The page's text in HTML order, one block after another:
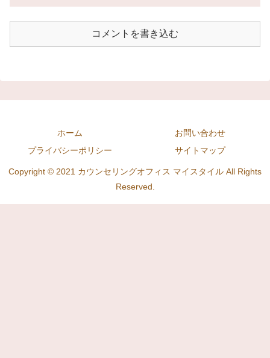
コメントを書き込む
ホーム
お問い合わせ
プライバシーポリシー
サイトマップ
Copyright © 2021 カウンセリングオフィス マイスタイル All Rights
Reserved.